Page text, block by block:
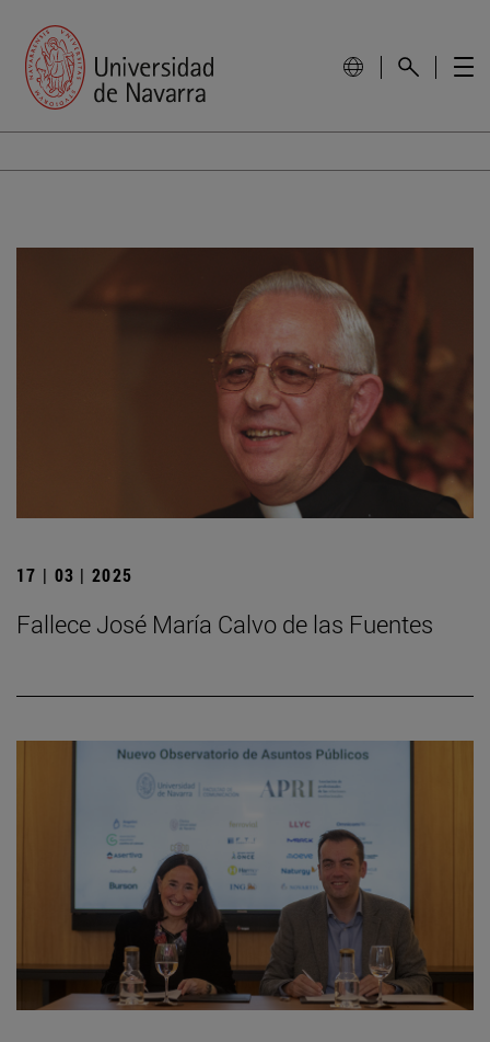
17 | 03 | 2025
Fallece José María Calvo de las Fuentes